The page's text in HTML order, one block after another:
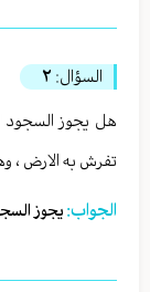
السؤال: ٢
هل يجوز السجود
تفرش به الارض ،
الجواب: يجوز